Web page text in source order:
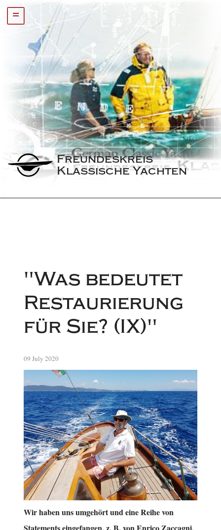
=
Freundeskreis
Klassische Yachten
"Was bedeutet
Restaurierung
für Sie? (IX)"
09 July 2020
Wir haben uns umgehört und eine Reihe von